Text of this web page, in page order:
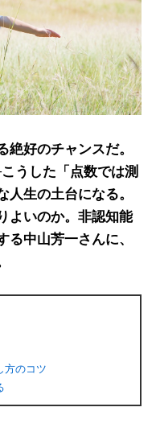
好のチャンスだ。
うした「点数では測
生の土台になる。
よいのか。非認知能
中山芳一さんに、
方のコツ